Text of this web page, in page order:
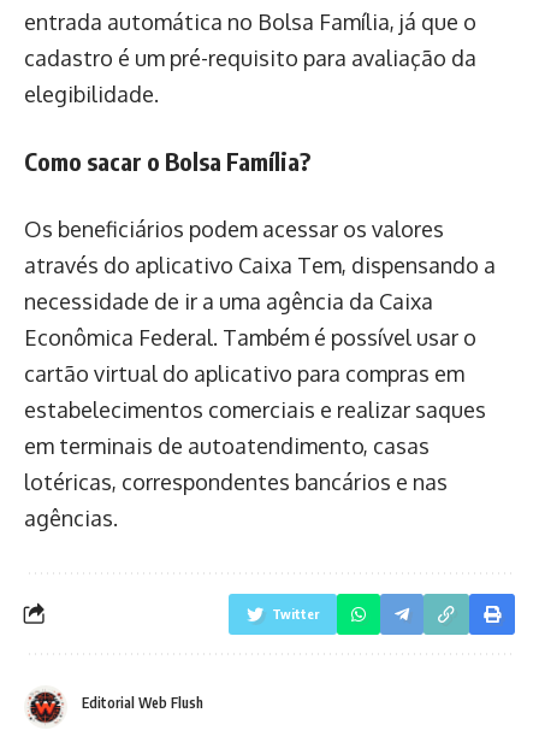
entrada automática no Bolsa Família, já que o
cadastro é um pré-requisito para avaliação da
elegibilidade.
Como sacar o Bolsa Família?
Os beneficiários podem acessar os valores
através do aplicativo Caixa Tem, dispensando a
necessidade de ir a uma agência da Caixa
Econômica Federal. Também é possível usar o
cartão virtual do aplicativo para compras em
estabelecimentos comerciais e realizar saques
em terminais de autoatendimento, casas
lotéricas, correspondentes bancários e nas
agências.
Twitter
Editorial Web Flush